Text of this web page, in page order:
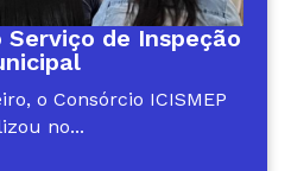
de Inspeção
o Consórcio ICISMEP
no...